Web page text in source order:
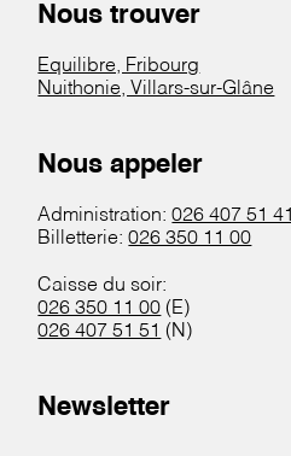
Nous trouver
Equilibre, Fribourg
Nuithonie, Villars-sur-Glâne
Nous appeler
Administration:026 407 51 41
Billetterie:026 350 11 00
Caisse du soir:
026 350 11 00 (E)
026 407 51 51 (N)
Newsletter